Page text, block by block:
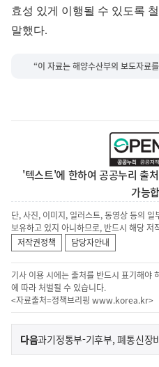
효성 있게 이행될 수 있도록
말했다.
“이 자료는 해양수산부의 보도자료
'텍스트'에 한하여 공공누리 출
가능
단, 사진, 이미지, 일러스트, 동영상 등의
보유하고 있지 아니하므로, 반드시 해당 저
저작권정책
담당자안내
기사 이용 시에는 출처를 반드시 표기해야
에 따라 처벌될 수 있습니다.
<자료출처=정책브리핑 www.korea.kr>
이
전
다음기